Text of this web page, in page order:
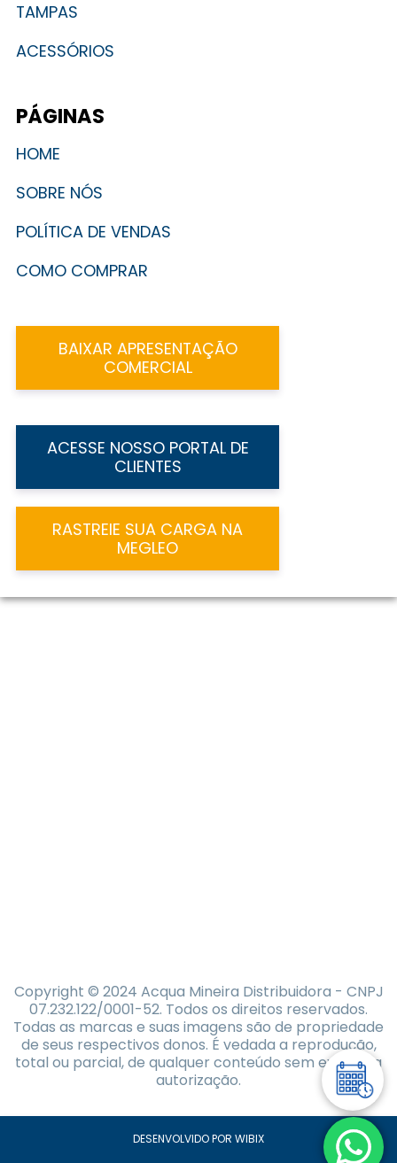
TAMPAS
ACESSÓRIOS
PÁGINAS
HOME
SOBRE NÓS
POLÍTICA DE VENDAS
COMO COMPRAR
BAIXAR APRESENTAÇÃO
COMERCIAL
ACESSE NOSSO PORTAL DE
CLIENTES
RASTREIE SUA CARGA NA
MEGLEO
Copyright © 2024 Acqua Mineira Distribuidora - CNPJ
07.232.122/0001-52. Todos os direitos reservados.
Todas as marcas e suas imagens são de propriedade
de seus respectivos donos. É vedada a reprodução,
total ou parcial, de qualquer conteúdo sem expressa
autorização.
DESENVOLVIDO POR WIBIX